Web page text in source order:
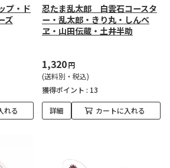
プ・ド
ズ
れる
忍たま乱太郎 白雲石コースタ
ー・乱太郎・きり丸・しんべ
ヱ・山田伝蔵・土井半助
1,320円
(送料別・税込)
獲得ポイント : 13
詳細 カートに入れる